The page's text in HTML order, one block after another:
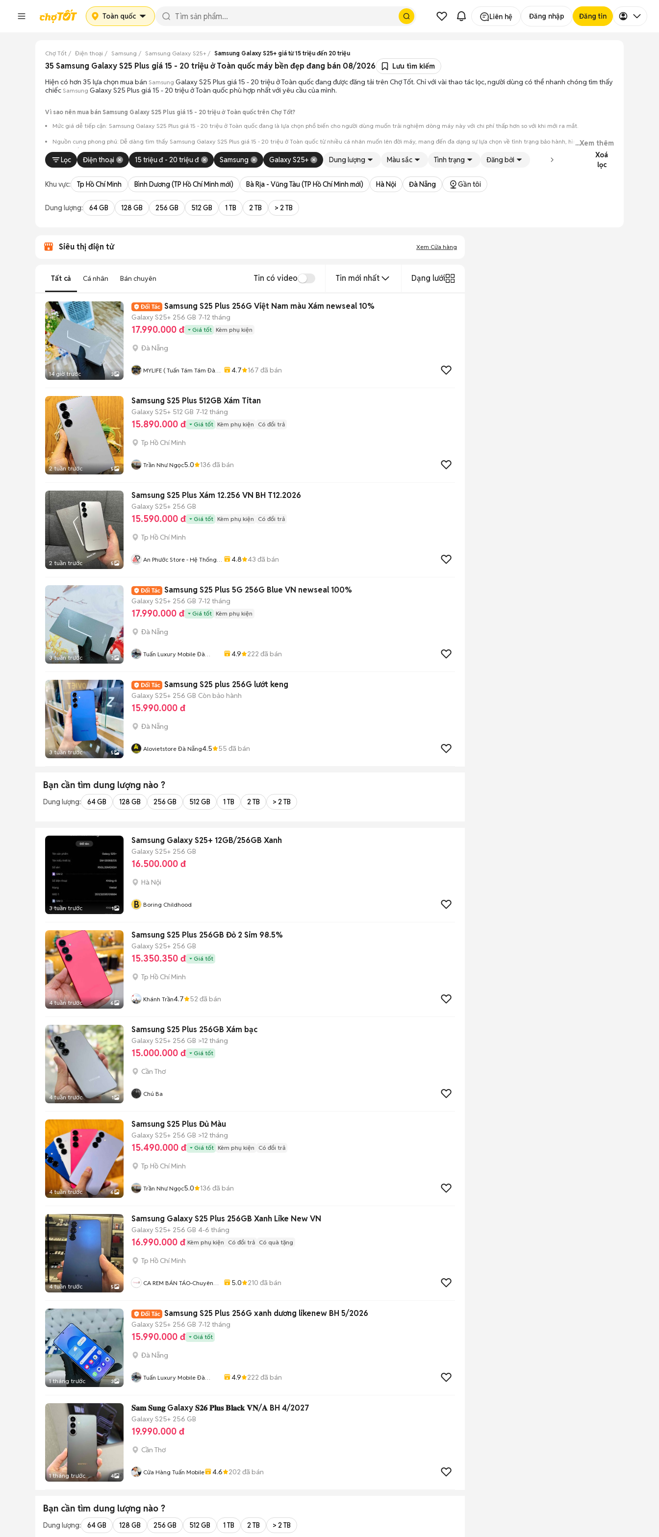
Toàn quốc Liên hệ Đăng nhập Đăng tin
Chợ Tốt Điện thoại Samsung Samsung Galaxy S25+ Samsung Galaxy S25+ giá từ 15 triệu đến 20 triệu
35 Samsung Galaxy S25 Plus giá 15 - 20 triệu ở Toàn quốc máy bền đẹp đang bán 08/2026
Lưu tìm kiếm
Hiện có hơn 35 lựa chọn mua bán Samsung Galaxy S25 Plus giá 15 - 20 triệu ở Toàn quốc đang được đăng tải trên Chợ Tốt. Chỉ với vài thao tác lọc, người dùng có thể nhanh chóng tìm thấy
chiếc Samsung Galaxy S25 Plus giá 15 - 20 triệu ở Toàn quốc phù hợp nhất với yêu cầu của mình.
Vì sao nên mua bán Samsung Galaxy S25 Plus giá 15 - 20 triệu ở Toàn quốc trên Chợ Tốt?
Mức giá dễ tiếp cận: Samsung Galaxy S25 Plus giá 15 - 20 triệu ở Toàn quốc đang là lựa chọn phổ biến cho người dùng muốn trải nghiệm dòng máy này với chi phí thấp hơn so với khi mới ra mắt.
Nguồn cung phong phú: Dễ dàng tìm thấy Samsung Galaxy S25 Plus giá 15 - 20 triệu ở Toàn quốc từ nhiều cá nhân muốn lên đời máy, mang đến đa dạng sự lựa chọn về tình trạng bảo hành, hình thức máy
và màu sắc.
Giao dịch minh bạch: Việc gặp gỡ trực tiếp giúp người mua đánh giá chính xác hiệu năng thực tế của máy so với mô tả trên tin đăng.
Mua bán linh hoạt: Hai bên có thể chủ động thỏa thuận giá cả và địa điểm giao nhận, chốt giao dịch nhanh chóng khi đạt được tiếng nói chung.
...Xem thêm
Lọc
Điện thoại 15 triệu đ - 20 triệu đ Samsung Galaxy S25+ Dung lượng Màu sắc Tình trạng Đăng bởi
Xoá
lọc
Khu vực: Tp Hồ Chí Minh Bình Dương (TP Hồ Chí Minh mới) Bà Rịa - Vũng Tàu (TP Hồ Chí Minh mới) Hà Nội Đà Nẵng Gần tôi
Dung lượng: 64 GB 128 GB 256 GB 512 GB 1 TB 2 TB > 2 TB
Siêu thị điện tử Xem Cửa hàng
Tất cả Cá nhân Bán chuyên Tin có video Tin mới nhất Dạng lưới
14 giờ trước 3
Samsung S25 Plus 256G Việt Nam màu Xám newseal 10%
Galaxy S25+ 256 GB 7-12 tháng
17.990.000 đ Giá tốt Kèm phụ kiện
Đà Nẵng
MYLIFE ( Tuấn Tám Tám Đà
4.7 167 đã bán
2 tuần trước 5
Samsung S25 Plus 512GB Xám Titan
Galaxy S25+ 512 GB 7-12 tháng
15.890.000 đ Giá tốt Kèm phụ kiện Có đổi trả
Tp Hồ Chí Minh
Trần Như Ngọc5.0 136 đã bán
2 tuần trước 5
Samsung S25 Plus Xám 12.256 VN BH T12.2026
Galaxy S25+ 256 GB
15.590.000 đ Giá tốt Kèm phụ kiện Có đổi trả
Tp Hồ Chí Minh
An Phước Store - Hệ Thống
4.8 43 đã bán
3 tuần trước 3
Samsung S25 Plus 5G 256G Blue VN newseal 100%
Galaxy S25+ 256 GB 7-12 tháng
17.990.000 đ Giá tốt Kèm phụ kiện
Đà Nẵng
Tuấn Luxury Mobile Đà
4.9 222 đã bán
3 tuần trước 5
Samsung S25 plus 256G lướt keng
Galaxy S25+ 256 GB Còn bảo hành
15.990.000 đ
Đà Nẵng
Alovietstore Đà Nẵng4.5 55 đã bán
Bạn cần tìm dung lượng nào ?
Dung lượng: 64 GB 128 GB 256 GB 512 GB 1 TB 2 TB > 2 TB
3 tuần trước 1
Samsung Galaxy S25+ 12GB/256GB Xanh
Galaxy S25+ 256 GB
16.500.000 đ
Hà Nội
B Boring Childhood
4 tuần trước 6
Samsung S25 Plus 256GB Đỏ 2 Sim 98.5%
Galaxy S25+ 256 GB
15.350.350 đ Giá tốt
Tp Hồ Chí Minh
Khánh Trần4.7 52 đã bán
4 tuần trước 1
Samsung S25 Plus 256GB Xám bạc
Galaxy S25+ 256 GB >12 tháng
15.000.000 đ Giá tốt
Cần Thơ
Chú Ba
4 tuần trước 6
Samsung S25 Plus Đủ Màu
Galaxy S25+ 256 GB >12 tháng
15.490.000 đ Giá tốt Kèm phụ kiện Có đổi trả
Tp Hồ Chí Minh
Trần Như Ngọc5.0 136 đã bán
4 tuần trước 5
Samsung Galaxy S25 Plus 256GB Xanh Like New VN
Galaxy S25+ 256 GB 4-6 tháng
16.990.000 đ Kèm phụ kiện Có đổi trả Có quà tặng
Tp Hồ Chí Minh
CA REM BÁN TÁO-Chuyên
5.0 210 đã bán
1 tháng trước 3
Samsung S25 Plus 256G xanh dương likenew BH 5/2026
Galaxy S25+ 256 GB 7-12 tháng
15.990.000 đ Giá tốt
Đà Nẵng
Tuấn Luxury Mobile Đà
4.9 222 đã bán
1 tháng trước 4
𝐒𝐚𝐦 𝐒𝐮𝐧𝐠 Galaxy 𝐒𝟐𝟔 𝐏𝐥𝐮𝐬 𝐁𝐥𝐚𝐜𝐤 𝐕𝐍/𝐀 BH 4/2027
Galaxy S25+ 256 GB
19.990.000 đ
Cần Thơ
Cửa Hàng Tuấn Mobile 4.6 202 đã bán
Bạn cần tìm dung lượng nào ?
Dung lượng: 64 GB 128 GB 256 GB 512 GB 1 TB 2 TB > 2 TB